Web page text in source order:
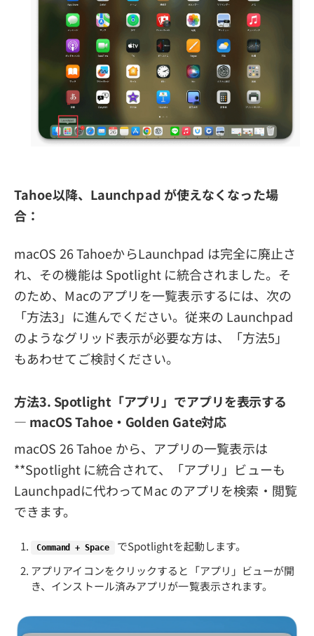
Tahoe以降、Launchpad が使えなくなった場
合：
macOS 26 TahoeからLaunchpad は完全に廃止さ
れ、その機能は Spotlight に統合されました。そ
のため、Macのアプリを一覧表示するには、次の
「方法3」に進んでください。従来の Launchpad
のようなグリッド表示が必要な方は、「方法5」
もあわせてご検討ください。
方法3. Spotlight「アプリ」でアプリを表示する
— macOS Tahoe・Golden Gate対応
macOS 26 Tahoe から、アプリの一覧表示は
**Spotlight に統合されて、「アプリ」ビューも
Launchpadに代わってMac のアプリを検索・閲覧
できます。
Command + Space
でSpotlightを起動します。
アプリアイコンをクリックすると「アプリ」ビューが開
き、インストール済みアプリが一覧表示されます。